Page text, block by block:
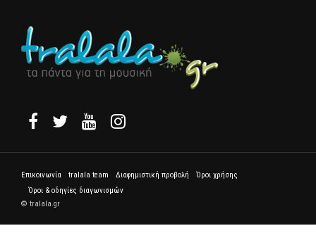
Επικοινωνία tralala team Διαφημιστική προβολή
Όροι χρήσης
Όροι & οδηγίες διαγωνισμών
© tralala.gr